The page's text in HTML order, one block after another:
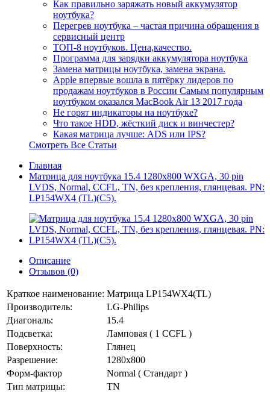
Как правильно заряжать новый аккумулятор
ноутбука?
Перегрев ноутбука – частая причина обращения в
сервисный центр
ТОП-8 ноутбуков. Цена,качество.
Программа для зарядки аккумулятора ноутбука
Замена матрицы ноутбука, замена экрана.
Apple впервые вошла в пятёрку лидеров по
продажам ноутбуков в России Самым популярным
ноутбуком оказался MacBook Air 13 2017 года
Не горят индикаторы на ноутбуке?
Что такое HDD, жёсткий диск и винчестер?
Какая матрица лучше: ADS или IPS?
Смотреть Все Статьи
Главная
Матрица для ноутбука 15.4 1280x800 WXGA, 30 pin
LVDS, Normal, CCFL, TN, без крепления, глянцевая. PN:
LP154WX4 (TL)(C5).
Описание
Отзывов (0)
Краткое наименование: Матрица LP154WX4(TL)
Производитель:
LG-Philips
Диагональ:
15.4
Подсветка:
Ламповая ( 1 CCFL )
Поверхность:
Глянец
Разрешение:
1280x800
Форм-фактор
Normal ( Стандарт )
Тип матрицы:
TN